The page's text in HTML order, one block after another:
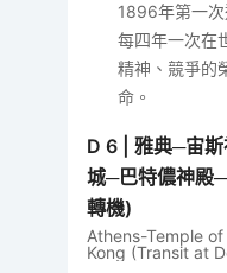
1896年第一
每四年一次在
精神、競爭的
命。
D6 |雅典─宙
城─巴特儂神殿
轉機)
Athens-Temple
Kong (Transit at